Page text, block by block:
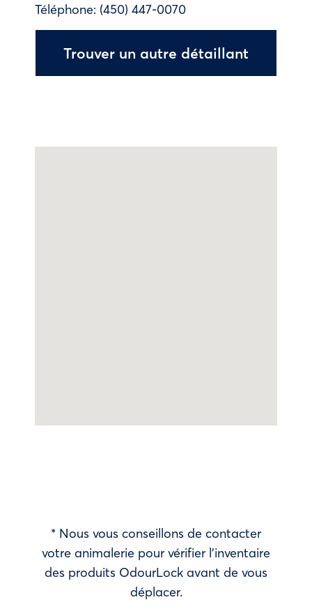
Téléphone: (450) 447-0070
Trouver un autre détaillant
* Nous vous conseillons de contacter
votre animalerie pour vérifier l’inventaire
des produits OdourLock avant de vous
déplacer.